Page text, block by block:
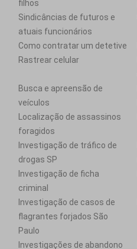
filhos
Sindicâncias de futuros e
atuais funcionários
Como contratar um detetive
Rastrear celular
Busca e apreensão de
veículos
Localização de assassinos
foragidos
Investigação de tráfico de
drogas SP
Investigação de ficha
criminal
Investigação de casos de
flagrantes forjados São
Paulo
Investigações de abandono